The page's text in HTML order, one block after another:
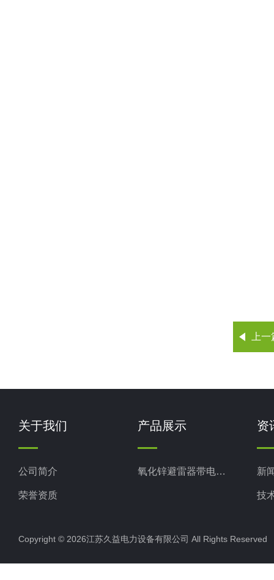
上
关于我们
公司简介
荣誉资质
产品展示
氧化锌避雷器带电测试仪
资
新
技
Copyright © 2026江苏久益电力设备有限公司 All Rights